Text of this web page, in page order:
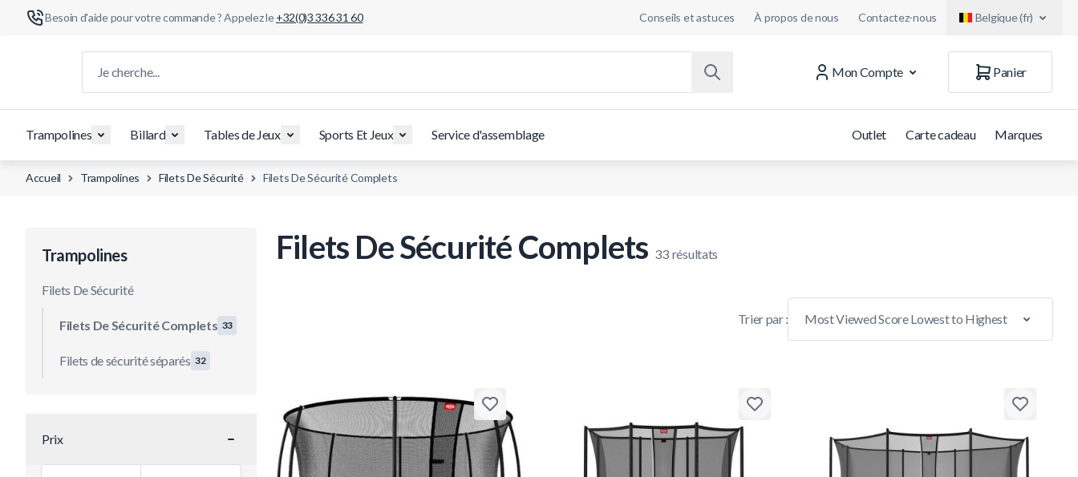
Besoin d'aide pour votre commande ? Appelez le+32(0)3 336 31 60 Conseils et astuces À propos de nous Contactez-nous Belgique (fr)
Mon Compte
Panier
Trampolines Billard Tables de Jeux Sports Et Jeux Service d'assemblage Outlet Carte cadeau Marques
Accueil Trampolines Filets De Sécurité Filets De Sécurité Complets
Prix
Trampolines
Filets De Sécurité
Filets De Sécurité Complets 33
Filets de sécurité séparés 32
Filets De Sécurité Complets 33 résultats
Trier par :